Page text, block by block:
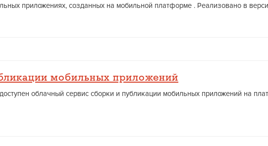
приложениях, созданных на мобильной платформе . Реализовано в
мобильных приложений
облачный сервис сборки и публикации мобильных приложений на